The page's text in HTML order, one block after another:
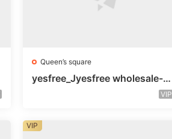
Queen’s square
yesfree_Jyesfree wholesale-未
VIP
VIP